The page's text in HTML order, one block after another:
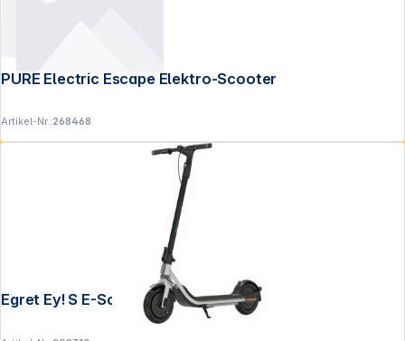
PURE Electric Escape Elektro-Scooter
Artikel-Nr.:268468
Egret Ey! S E-Scooter